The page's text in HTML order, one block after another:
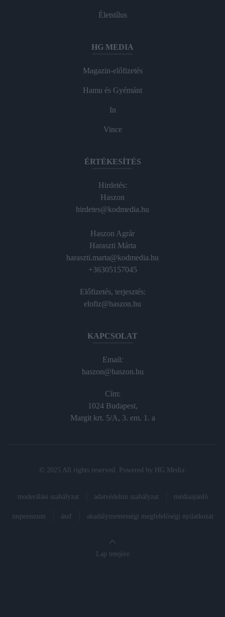
Életstílus
HG MEDIA
Magazin-előfizetés
Hamu és Gyémánt
In
Vince
ÉRTÉKESÍTÉS
Hirdetés:
Haszon
hirdetes@kodmedia.hu
Haszon Agrár
Haraszti Márta
haraszti.marta@kodmedia.hu
+36305157045
Előfizetés, terjesztés:
elofiz@haszon.hu
KAPCSOLAT
Email:
haszon@haszon.hu
Cím:
1024 Budapest,
Margit krt. 5/A, 3. em. 1. a
© 2025 All rights reserved. Powered by HG Media
moderálási szabályzat adatvédelmi szabályzat médiaajánló
impresszum ászf akadálymentességi megfelelőségi nyilatkozat
Lap tetejére